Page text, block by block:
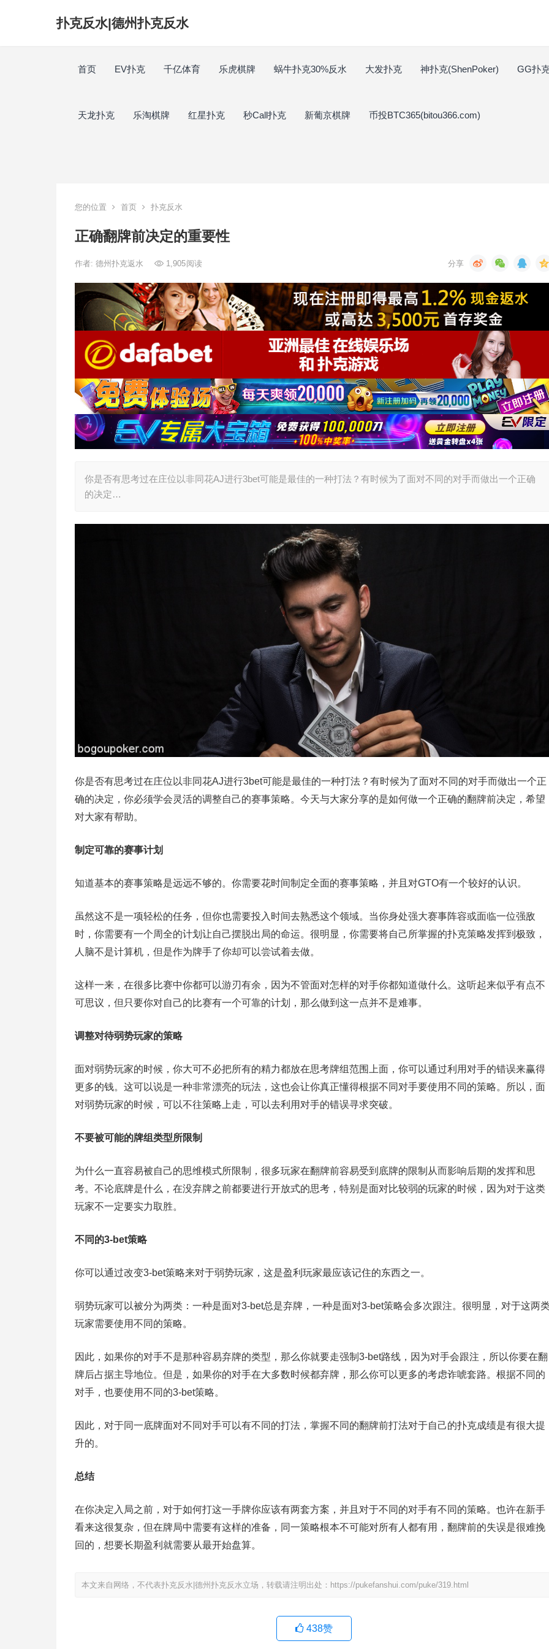
扑克反水|德州扑克反水
首页 EV扑克 千亿体育 乐虎棋牌 蜗牛扑克30%反水 大发扑克 神扑克(ShenPoker) GG扑
天龙扑克 乐淘棋牌 红星扑克 秒Call扑克 新葡京棋牌 币投BTC365(bitou366.com)
您的位置 首页 扑克反水
正确翻牌前决定的重要性
作者: 德州扑克返水 1,905阅读
你是否有思考过在庄位以非同花AJ进行3bet可能是最佳的一种打法？有时候为了面对不同的对手而做出一个正确
的决定…
你是否有思考过在庄位以非同花AJ进行3bet可能是最佳的一种打法？有时候为了面对不同的对手而做出一个正
确的决定，你必须学会灵活的调整自己的赛事策略。今天与大家分享的是如何做一个正确的翻牌前决定，希望
对大家有帮助。
制定可靠的赛事计划
知道基本的赛事策略是远远不够的。你需要花时间制定全面的赛事策略，并且对GTO有一个较好的认识。
虽然这不是一项轻松的任务，但你也需要投入时间去熟悉这个领域。当你身处强大赛事阵容或面临一位强敌
时，你需要有一个周全的计划让自己摆脱出局的命运。很明显，你需要将自己所掌握的扑克策略发挥到极致，
人脑不是计算机，但是作为牌手了你却可以尝试着去做。
这样一来，在很多比赛中你都可以游刃有余，因为不管面对怎样的对手你都知道做什么。这听起来似乎有点不
可思议，但只要你对自己的比赛有一个可靠的计划，那么做到这一点并不是难事。
调整对待弱势玩家的策略
面对弱势玩家的时候，你大可不必把所有的精力都放在思考牌组范围上面，你可以通过利用对手的错误来赢得
更多的钱。这可以说是一种非常漂亮的玩法，这也会让你真正懂得根据不同对手要使用不同的策略。所以，面
对弱势玩家的时候，可以不往策略上走，可以去利用对手的错误寻求突破。
不要被可能的牌组类型所限制
为什么一直容易被自己的思维模式所限制，很多玩家在翻牌前容易受到底牌的限制从而影响后期的发挥和思
考。不论底牌是什么，在没弃牌之前都要进行开放式的思考，特别是面对比较弱的玩家的时候，因为对于这类
玩家不一定要实力取胜。
不同的3-bet策略
你可以通过改变3-bet策略来对于弱势玩家，这是盈利玩家最应该记住的东西之一。
弱势玩家可以被分为两类：一种是面对3-bet总是弃牌，一种是面对3-bet策略会多次跟注。很明显，对于这两
玩家需要使用不同的策略。
因此，如果你的对手不是那种容易弃牌的类型，那么你就要走强制3-bet路线，因为对手会跟注，所以你要在翻
牌后占据主导地位。但是，如果你的对手在大多数时候都弃牌，那么你可以更多的考虑诈唬套路。根据不同的
对手，也要使用不同的3-bet策略。
因此，对于同一底牌面对不同对手可以有不同的打法，掌握不同的翻牌前打法对于自己的扑克成绩是有很大提
升的。
总结
在你决定入局之前，对于如何打这一手牌你应该有两套方案，并且对于不同的对手有不同的策略。也许在新手
看来这很复杂，但在牌局中需要有这样的准备，同一策略根本不可能对所有人都有用，翻牌前的失误是很难挽
回的，想要长期盈利就需要从最开始盘算。
本文来自网络，不代表扑克反水|德州扑克反水立场，转载请注明出处：https://pukefanshui.com/puke/319.html
438赞